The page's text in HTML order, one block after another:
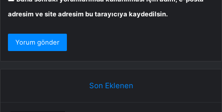
adresim ve site adresim bu tarayıcıya kaydedilsin.
Son Eklenen